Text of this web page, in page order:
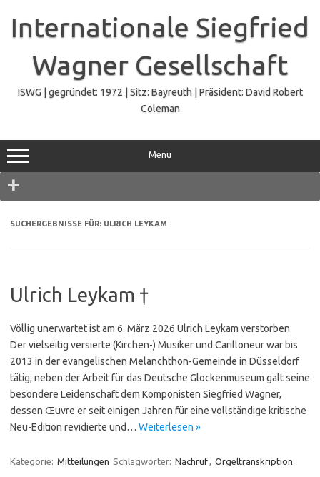
springen
Internationale Siegfried
Wagner Gesellschaft
ISWG | gegründet: 1972 | Sitz: Bayreuth | Präsident: David Robert
Coleman
Menü
SUCHERGEBNISSE FÜR: ULRICH LEYKAM
Ulrich Leykam †
Völlig unerwartet ist am 6. März 2026 Ulrich Leykam verstorben.
Der vielseitig versierte (Kirchen-) Musiker und Carilloneur war bis
2013 in der evangelischen Me­lan­chthon-Gemeinde in Düsseldorf
tätig; neben der Arbeit für das Deutsche Glockenmuseum galt seine
besondere Leidenschaft dem Komponisten Siegfried Wagner,
dessen Œuvre er seit einigen Jahren für eine vollständige kritische
Neu-Edition revidierte und… Weiterlesen »
Kategorie: Mitteilungen Schlagwörter: Nachruf, Orgeltranskription